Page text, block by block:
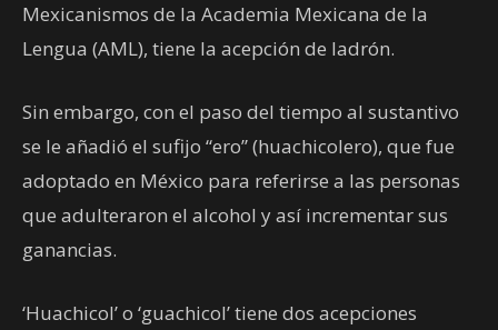
Mexicanismos de la Academia Mexicana de la
Lengua (AML), tiene la acepción de ladrón.
Sin embargo, con el paso del tiempo al sustantivo
se le añadió el sufijo “ero” (huachicolero), que fue
adoptado en México para referirse a las personas
que adulteraron el alcohol y así incrementar sus
ganancias.
‘Huachicol’ o ‘guachicol’ tiene dos acepciones